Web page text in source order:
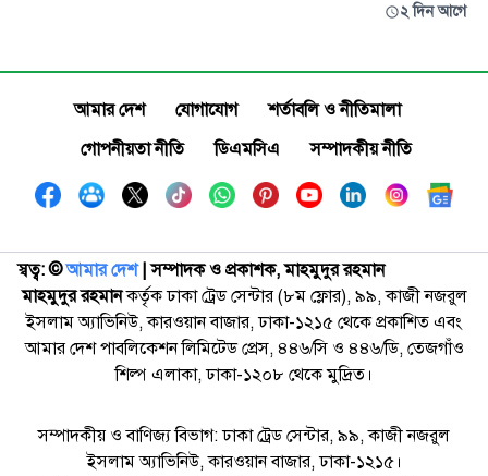
২ দিন আগে
আমার দেশ যোগাযোগ
শর্তাবলি ও নীতিমালা
গোপনীয়তা নীতি
ডিএমসিএ সম্পাদকীয় নীতি
স্বত্ব: ©️আমার দেশ| সম্পাদক ও প্রকাশক, মাহমুদুর রহমান
মাহমুদুর রহমানকর্তৃক ঢাকা ট্রেড সেন্টার (৮ম ফ্লোর), ৯৯, কাজী নজরুল
ইসলাম অ্যাভিনিউ, কারওয়ান বাজার, ঢাকা-১২১৫ থেকে প্রকাশিত এবং
আমার দেশ পাবলিকেশন লিমিটেড প্রেস, ৪৪৬/সি ও ৪৪৬/ডি, তেজগাঁও
শিল্প এলাকা, ঢাকা-১২০৮ থেকে মুদ্রিত।
সম্পাদকীয় ও বাণিজ্য বিভাগ: ঢাকা ট্রেড সেন্টার, ৯৯, কাজী নজরুল
ইসলাম অ্যাভিনিউ, কারওয়ান বাজার, ঢাকা-১২১৫।